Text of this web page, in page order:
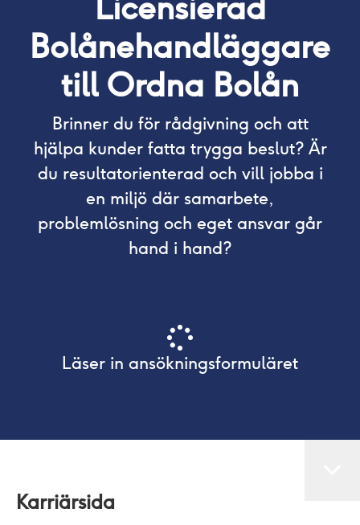
Licensierad
Bolånehandläggare
till Ordna Bolån
Brinner du för rådgivning och att
hjälpa kunder fatta trygga beslut? Är
du resultatorienterad och vill jobba i
en miljö där samarbete,
problemlösning och eget ansvar går
hand i hand?
Läser in ansökningsformuläret
Karriärsida